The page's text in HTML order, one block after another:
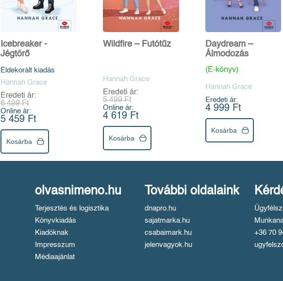
Icebreaker -
Jégtörő
Éldekorált kiadás
Hannah Grace
Eredeti ár:
6 499 Ft
Online ár:
5 459 Ft
Kosárba
Wildfire – Futótűz
Hannah Grace
Eredeti ár:
5 499 Ft
Online ár:
4 619 Ft
Kosárba
Daydream –
Álmodozás
(E-könyv)
Hannah Grace
Eredeti ár:
4 999 Ft
Kosárba
olvasnimeno.hu
Terjesztés és logisztika
Könyvkiadás
Kiadóknak
Impresszum
Médiaajánlat
További oldalaink
dnapro.hu
sajatmarka.hu
csabaimark.hu
jelenvagyok.hu
+36 70